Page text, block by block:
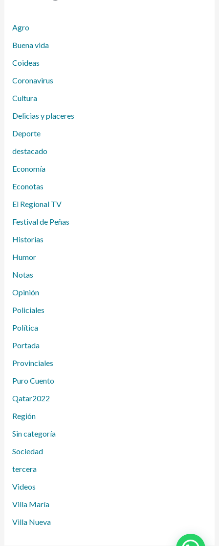
Agro
Buena vida
Coideas
Coronavirus
Cultura
Delicias y placeres
Deporte
destacado
Economía
Econotas
El Regional TV
Festival de Peñas
Historias
Humor
Notas
Opinión
Policiales
Política
Portada
Provinciales
Puro Cuento
Qatar2022
Región
Sin categoría
Sociedad
tercera
Videos
Villa María
Villa Nueva